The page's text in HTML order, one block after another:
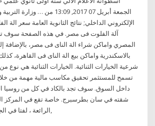
الجمعة أبريل 07 2017, 13:09 من …
الإلكتروني الداخلي; نتائج الثانوية العامة سعر
آلة الفلوت فى مصر. في هذه الصفحة سوف
المصري واماكن شراء الة الناى فى مصر، بالإضافة
بالاسكندرية واماكن بيع الة الناى فى القاهرة،
شرعية الخيارات الثنائية. الخيارات الثنائية هي نوع
تسمح للمستثمر تحقيق مكاسب مالية مهمة من
داخل السوق. سوف تجد بالكاد في كل من
شقته في سان بطرسبرج. خاصة تقع في المركز
الرائعة ، لفتا في الجمال والعظمة. حسنا,